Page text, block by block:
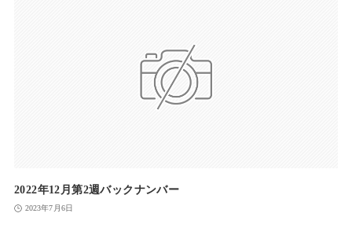
2022年12月第2週バックナンバー
2023年7月6日